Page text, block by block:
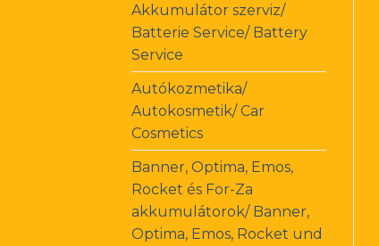
Akkumulátor szerviz/
Batterie Service/ Battery
Service
Autókozmetika/
Autokosmetik/ Car
Cosmetics
Banner, Optima, Emos,
Rocket és For-Za
akkumulátorok/ Banner,
Optima, Emos, Rocket und